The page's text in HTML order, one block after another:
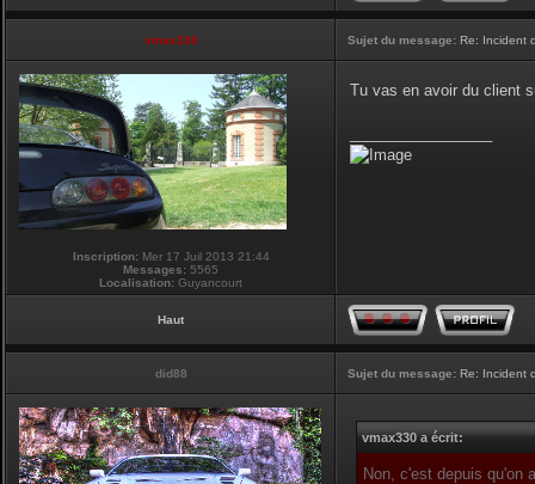
vmax330 Sujet du message: Re: Incident
Inscription:Mer 17 Juil 2013 21:44
Messages: 5565
Localisation: Guyancourt
Tu vas en avoir du client
Haut
did88 Sujet du message: Re: Incident
vmax330 a écrit:
Non, c'est depuis qu'on